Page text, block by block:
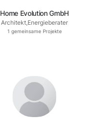
Home Evolution GmbH
Architekt,Energieberater
1 gemeinsame Projekte